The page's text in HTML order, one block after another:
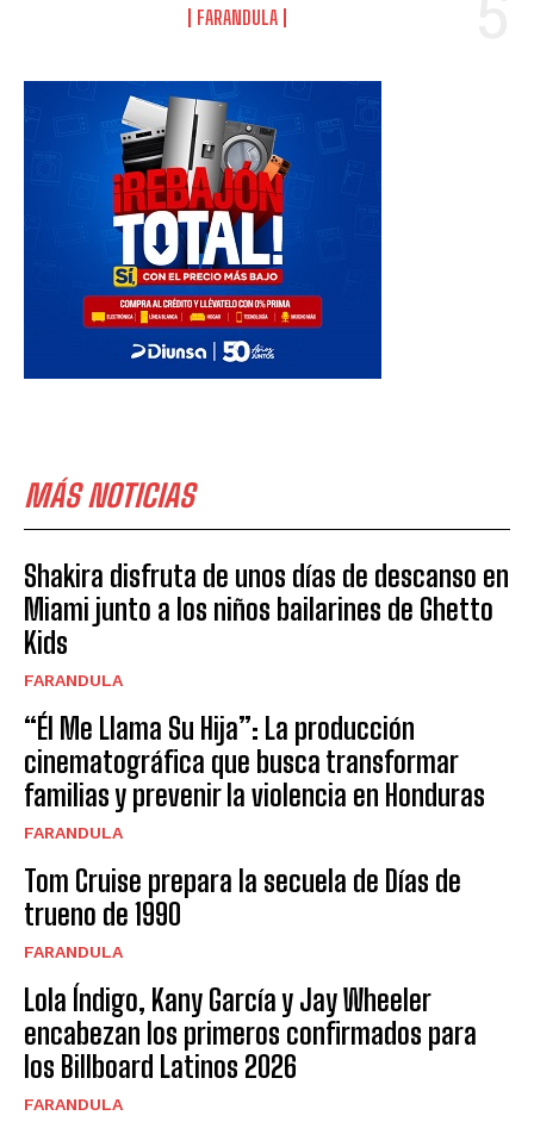
FARANDULA
MÁS NOTICIAS
Shakira disfruta de unos días de descanso en
Miami junto a los niños bailarines de Ghetto
Kids
FARANDULA
“Él Me Llama Su Hija”: La producción
cinematográfica que busca transformar
familias y prevenir la violencia en Honduras
FARANDULA
Tom Cruise prepara la secuela de Días de
trueno de 1990
FARANDULA
Lola Índigo, Kany García y Jay Wheeler
encabezan los primeros confirmados para
los Billboard Latinos 2026
FARANDULA